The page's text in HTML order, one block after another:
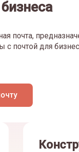
почта,
с почтой для